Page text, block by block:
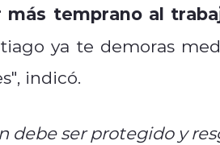
más temprano al
ya te demoras
indicó.
debe ser protegido y